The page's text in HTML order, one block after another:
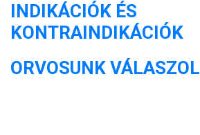
INDIKÁCIÓK ÉS
KONTRAINDIKÁCIÓK
ORVOSUNK VÁLASZOL